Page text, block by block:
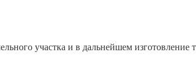
участка и в дальнейшем